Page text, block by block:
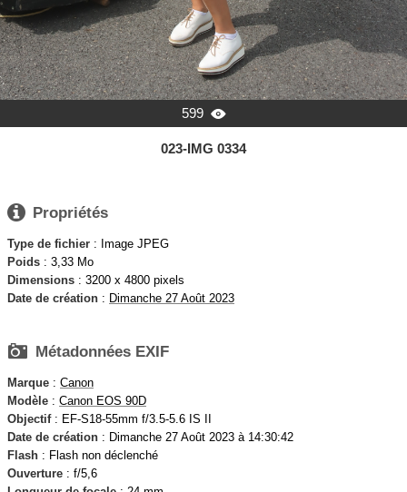
599 
023-IMG 0334
 Propriétés
Type de fichier : Image JPEG
Poids : 3,33 Mo
Dimensions : 3200 x 4800 pixels
Date de création : Dimanche 27 Août 2023
 Métadonnées EXIF
Marque : Canon
Modèle : Canon EOS 90D
Objectif: EF-S18-55mm f/3.5-5.6 IS II
Date de création : Dimanche 27 Août 2023 à 14:30:42
Flash : Flash non déclenché
Ouverture : f/5,6